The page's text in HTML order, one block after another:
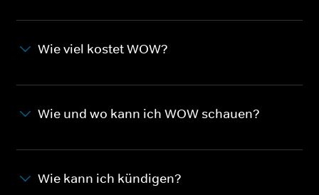
Wie viel kostet WOW?
Wie und wo kann ich WOW schauen?
Wie kann ich kündigen?